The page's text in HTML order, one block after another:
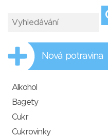
Nová potravina
Alkohol
Bagety
Cukr
Cukrovinky